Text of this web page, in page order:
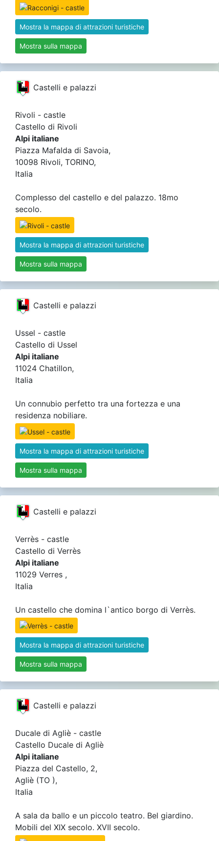
Mostra la mappa di attrazioni turistiche
Mostra sulla mappa
Castelli e palazzi
Rivoli - castle
Castello di Rivoli
Alpi italiane
Piazza Mafalda di Savoia,
10098 Rivoli, TORINO,
Italia
Complesso del castello e del palazzo. 18mo
secolo.
Mostra la mappa di attrazioni turistiche
Mostra sulla mappa
Castelli e palazzi
Ussel - castle
Castello di Ussel
Alpi italiane
11024 Chatillon,
Italia
Un connubio perfetto tra una fortezza e una
residenza nobiliare.
Mostra la mappa di attrazioni turistiche
Mostra sulla mappa
Castelli e palazzi
Verrès - castle
Castello di Verrès
Alpi italiane
11029 Verres ,
Italia
Un castello che domina l`antico borgo di Verrès.
Mostra la mappa di attrazioni turistiche
Mostra sulla mappa
Castelli e palazzi
Ducale di Agliè - castle
Castello Ducale di Agliè
Alpi italiane
Piazza del Castello, 2,
Agliè (TO ),
Italia
A sala da ballo e un piccolo teatro. Bel giardino.
Mobili del XIX secolo. XVII secolo.